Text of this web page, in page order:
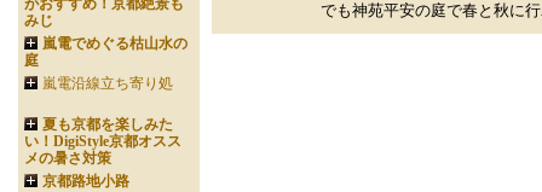
でも神苑平安の庭で春と秋に
がおすすめ！京都絶景も
みじ
嵐電でめぐる枯山水の
庭
嵐電沿線立ち寄り処
夏も京都を楽しみた
い！DigiStyle京都オスス
メの暑さ対策
京都路地小路